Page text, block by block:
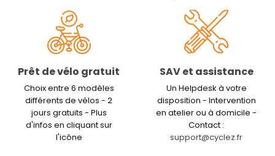
Prêt de vélo gratuit
Choix entre 6 modèles
différents de vélos - 2
jours gratuits - Plus
d'infos en cliquant sur
l'icône
SAV et assistance
Un Helpdesk à votre
disposition - Intervention
en atelier ou à domicile -
Contact :
support@cyclez.fr